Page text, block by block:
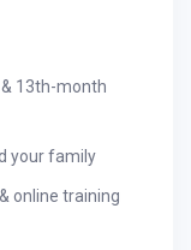
13th-month
your family
online training